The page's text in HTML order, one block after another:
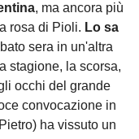
, ma ancora più
rosa di Pioli. Lo sa
sera in un'altra
stagione, la scorsa,
occhi del grande
convocazione in
ha vissuto un